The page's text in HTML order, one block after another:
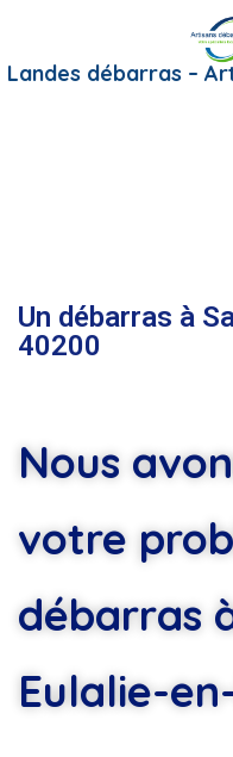
Landes débarras –
Un débarras à
40200
Nous
votre
débarras
Eulalie-